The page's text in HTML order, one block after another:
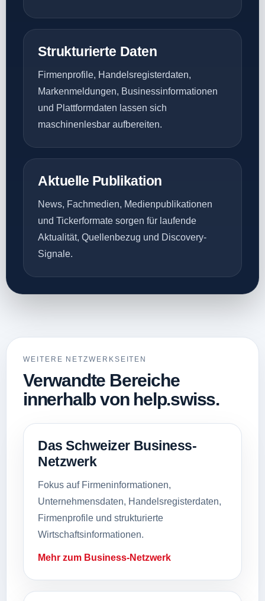
Strukturierte Daten
Firmenprofile, Handelsregisterdaten,
Markenmeldungen, Businessinformationen
und Plattformdaten lassen sich
maschinenlesbar aufbereiten.
Aktuelle Publikation
News, Fachmedien, Medienpublikationen
und Tickerformate sorgen für laufende
Aktualität, Quellenbezug und Discovery-
Signale.
WEITERE NETZWERKSEITEN
Verwandte Bereiche
innerhalb von help.swiss.
Das Schweizer Business-
Netzwerk
Fokus auf Firmeninformationen,
Unternehmensdaten, Handelsregisterdaten,
Firmenprofile und strukturierte
Wirtschaftsinformationen.
Mehr zum Business-Netzwerk